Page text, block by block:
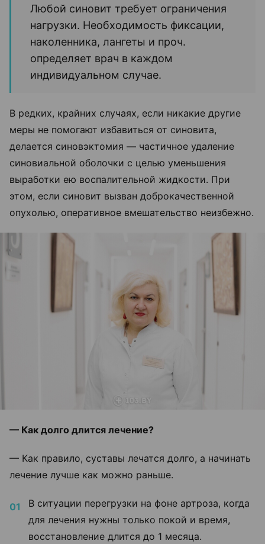
Любой синовит требует ограничения
нагрузки. Необходимость фиксации,
наколенника, лангеты и проч.
определяет врач в каждом
индивидуальном случае.
В редких, крайних случаях, если никакие другие
меры не помогают избавиться от синовита,
делается синовэктомия — частичное удаление
синовиальной оболочки с целью уменьшения
выработки ею воспалительной жидкости. При
этом, если синовит вызван доброкачественной
опухолью, оперативное вмешательство неизбежно.
— Как долго длится лечение?
— Как правило, суставы лечатся долго, а начинать
лечение лучше как можно раньше.
В ситуации перегрузки на фоне артроза, когда
для лечения нужны только покой и время,
восстановление длится до 1 месяца.